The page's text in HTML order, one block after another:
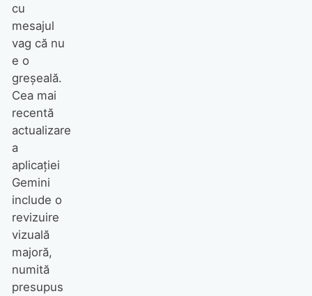
cu
mesajul
vag că nu
e o
greșeală.
Cea mai
recentă
actualizare
a
aplicației
Gemini
include o
revizuire
vizuală
majoră,
numită
presupus